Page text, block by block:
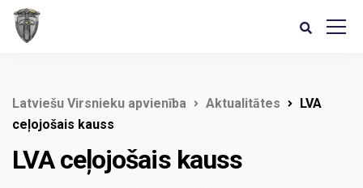
Latviešu Virsnieku apvienība Aktualitātes
LVA
ceļojošais kauss
LVA ceļojošais kauss